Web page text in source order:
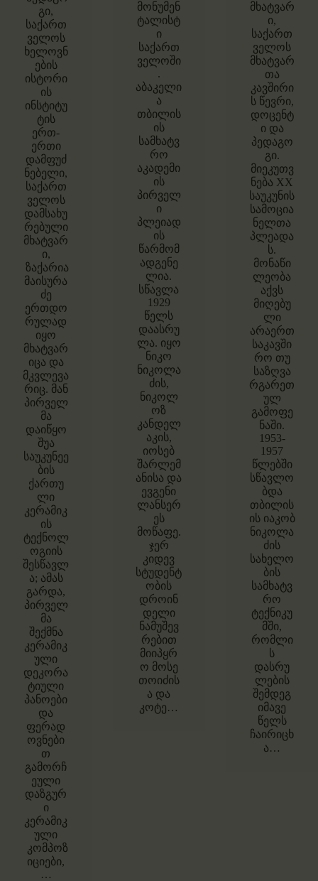
გი,
საქართ
ველოს
ხელოვნ
ების
ისტორი
ის
ინსტიტუ
ტის
ერთ-
ერთი
დამფუძ
ნებელი,
საქართ
ველოს
დამსახუ
რებული
მხატვარ
ი,
ზაქარია
მაისურა
ძე
ერთდო
რულად
იყო
მხატვარ
იცა და
მკვლევა
რიც. მან
პირველ
მა
დაიწყო
შუა
საუკუნეე
ბის
ქართუ
ლი
კერამიკ
ის
ტექნოლ
ოგიის
შესწავლ
ა; ამას
გარდა,
პირველ
მა
შექმნა
კერამიკ
ული
დეკორა
ტიული
პანოები
და
ფერად
ოვნები
თ
გამორჩ
ეული
დაზგურ
ი
კერამიკ
ული
კომპოზ
იციები,
…
მონუმენ
ტალისტ
ი
საქართ
ველოში
.
აბაკელი
ა
თბილის
ის
სამხატვ
რო
აკადემი
ის
პირველ
ი
პლეიად
ის
წარმომ
ადგენე
ლია.
სწავლა
1929
წელს
დაასრუ
ლა. იყო
ნიკო
ნიკოლა
ძის,
ნიკოლ
ოზ
კანდელ
აკის,
იოსებ
შარლემ
ანისა და
ევგენი
ლანსერ
ეს
მოწაფე.
ჯერ
კიდევ
სტუდენტ
ობის
დროინ
დელი
ნამუშევ
რებით
მიიპყრ
ო მოსე
თოიძის
ა და
კოტე…
მხატვარ
ი,
საქართ
ველოს
მხატვარ
თა
კავშირი
ს წევრი,
დოცენტ
ი და
პედაგო
გი.
მიეკუთვ
ნება XX
საუკუნის
სამოცია
ნელთა
პლეადა
ს.
მონაწი
ლეობა
აქვს
მიღებუ
ლი
არაერთ
საკავში
რო თუ
საზღვა
რგარეთ
ულ
გამოფე
ნაში.
1953-
1957
წლებში
სწავლო
ბდა
თბილის
ის იაკობ
ნიკოლა
ძის
სახელო
ბის
სამხატვ
რო
ტექნიკუ
მში,
რომლი
ს
დასრუ
ლების
შემდეგ
იმავე
წელს
ჩაირიცხ
ა…